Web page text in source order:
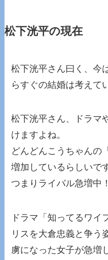
松下洸平の現在
松下洸平さん曰く、今
らすぐの結婚は考えて
松下洸平さん、ドラマ
けますよね。
どんどんこうちゃんの
増加しているらしいで
つまりライバル急増中！
ドラマ「知ってるワイ
リスを大倉忠義と争う
虜になった女子が急増